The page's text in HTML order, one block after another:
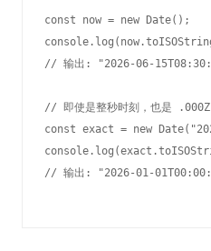
const now = new Date();
// 输出: "2026-06-
// 即使是整秒时刻，也是 .000Z
const exact = new